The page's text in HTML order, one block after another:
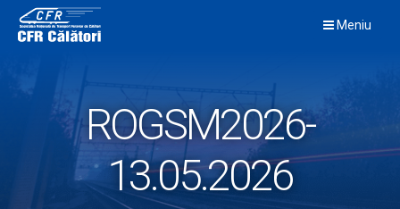
content
Meniu
ROGSM2026-
13.05.2026